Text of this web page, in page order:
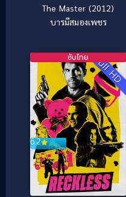
The Master (2012)
บารมีสมองเพชร
Full HD
6.2
ซับไทย